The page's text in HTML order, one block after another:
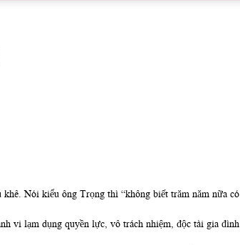
khê. Nói kiểu ông Trọng thì “không biết trăm năm nữa có
vi lạm dụng quyền lực, vô trách nhiệm, độc tài gia đình